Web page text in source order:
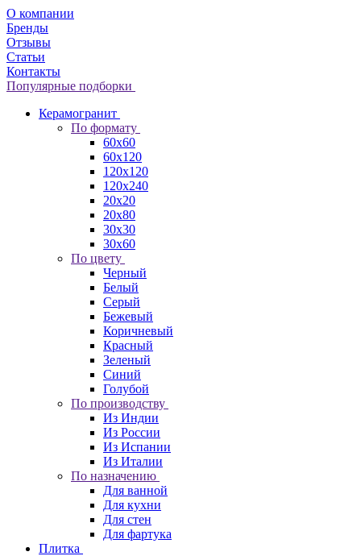
О компании
Бренды
Отзывы
Статьи
Контакты
Популярные подборки
Керамогранит
По формату
60x60
60x120
120x120
120x240
20x20
20x80
30x30
30x60
По цвету
Черный
Белый
Серый
Бежевый
Коричневый
Красный
Зеленый
Синий
Голубой
По производству
Из Индии
Из России
Из Испании
Из Италии
По назначению
Для ванной
Для кухни
Для стен
Для фартука
Плитка